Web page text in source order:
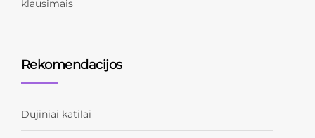
klausimais
Rekomendacijos
Dujiniai katilai